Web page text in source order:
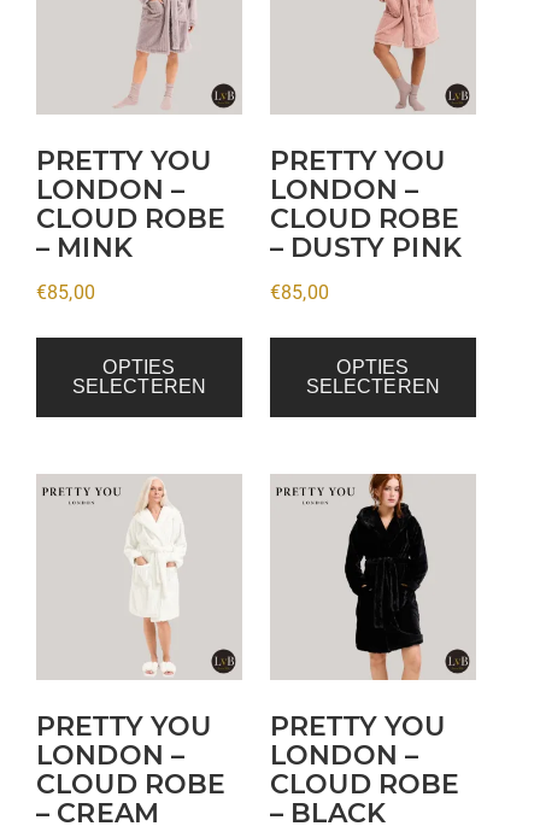
PRETTY YOU
LONDON –
CLOUD ROBE
– MINK
€85,00
OPTIES
SELECTEREN
optie
kan
gekozen
worden
op
de
PRETTY YOU
LONDON –
CLOUD ROBE
– DUSTY PINK
€85,00
OPTIES
SELECTEREN
optie
kan
gekozen
worden
op
de
PRETTY YOU
LONDON –
CLOUD ROBE
– CREAM
Dit
optie
kan
gekozen
worden
op
PRETTY YOU
LONDON –
CLOUD ROBE
– BLACK
Dit
meerdere
optie
kan
gekozen
worden
op